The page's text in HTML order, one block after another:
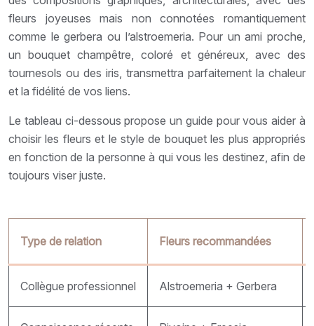
fleurs joyeuses mais non connotées romantiquement
comme le gerbera ou l’alstroemeria. Pour un ami proche,
un bouquet champêtre, coloré et généreux, avec des
tournesols ou des iris, transmettra parfaitement la chaleur
et la fidélité de vos liens.
Le tableau ci-dessous propose un guide pour vous aider à
choisir les fleurs et le style de bouquet les plus appropriés
en fonction de la personne à qui vous les destinez, afin de
toujours viser juste.
Type de relation Fleurs recommandées
Collègue professionnel Alstroemeria + Gerbera